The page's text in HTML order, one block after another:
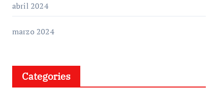
abril 2024
marzo 2024
Categories